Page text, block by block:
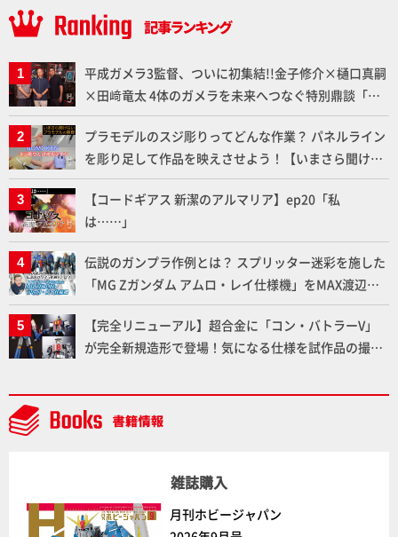
平成ガメラ3監督、ついに初集結!!金子修介×樋口真嗣
×田﨑竜太 4体のガメラを未来へつなぐ特別鼎談「ガ
メラ永久保存化プロジェクト FINAL」
プラモデルのスジ彫りってどんな作業？ パネルライン
を彫り足して作品を映えさせよう！【いまさら聞けな
いプラモデルの基礎：スジ彫りとパネルライン】
【コードギアス 新潔のアルマリア】ep20「私
は……」
伝説のガンプラ作例とは？ スプリッター迷彩を施した
「MG Zガンダム アムロ・レイ仕様機」をMAX渡辺が
ふたたび塗る!!【試し読み】
【完全リニューアル】超合金に「コン・バトラーV」
が完全新規造形で登場！気になる仕様を試作品の撮り
ト」セット情報もお届け！【超合金の魂】
雑誌購入
月刊ホビージャパン